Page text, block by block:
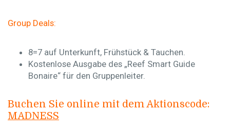
Group Deals:
8=7 auf Unterkunft, Frühstück & Tauchen.
Kostenlose Ausgabe des „Reef Smart Guide
Bonaire“ für den Gruppenleiter.
Buchen Sie online mit dem Aktionscode:
MADNESS